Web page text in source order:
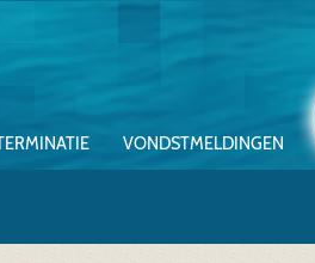
VONDSTMELDINGEN